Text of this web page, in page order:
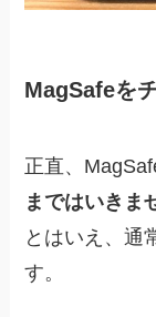
MagSafeを
正直、
まではいきま
とはいえ、通
す。